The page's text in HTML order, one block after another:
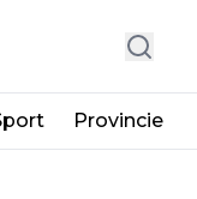
Provincie